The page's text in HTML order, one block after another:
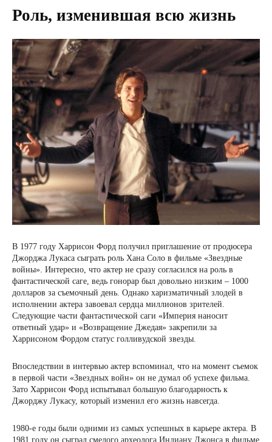
Роль, изменившая всю жизнь
В 1977 году Харрисон Форд получил приглашение от продюсера
Джорджа Лукаса сыграть роль Хана Соло в фильме «Звездные
войны». Интересно, что актер не сразу согласился на роль в
фантастической саге, ведь гонорар был довольно низким – 1000
долларов за съемочный день. Однако харизматичный злодей в
исполнении актера завоевал сердца миллионов зрителей.
Следующие части фантастической саги «Империя наносит
ответный удар» и «Возвращение Джедая» закрепили за
Харрисоном Фордом статус голливудской звезды.
Впоследствии в интервью актер вспоминал, что на момент съемок
в первой части «Звездных войн» он не думал об успехе фильма.
Зато Харрисон Форд испытывал большую благодарность к
Джорджу Лукасу, который изменил его жизнь навсегда.
1980-е годы были одними из самых успешных в карьере актера. В
1981 году он сыграл смелого археолога Индиану Джонса в фильме